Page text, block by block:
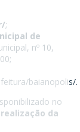
;
de
nº 10,
baianopolis/.
no
da